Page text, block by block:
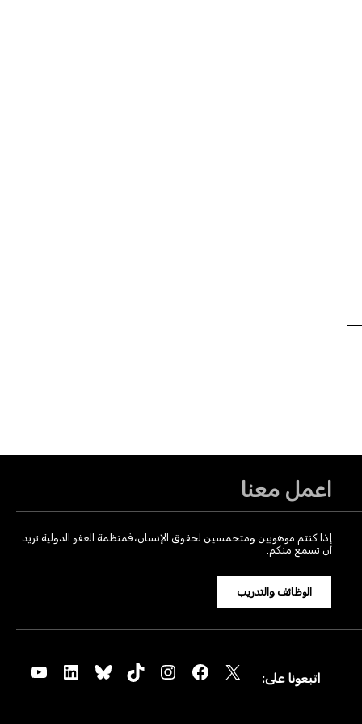
اعمل معنا
إذا كنتم موهوبين ومتحمسين لحقوق الإنسان، فمنظمة العفو الدولية تريد
أن تسمع منكم.
الوظائف والتدريب
اتبعونا على: X
Facebook
Instagram
TikTok
Bluesky
LinkedIn
YouTube